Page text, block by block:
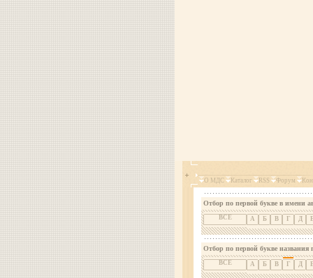
О МДС Каталог RSS Форум
Отбор по первой букве в имени
ВСЕ А Б В Г Д
Отбор по первой букве названия
ВСЕ А Б В Г Д